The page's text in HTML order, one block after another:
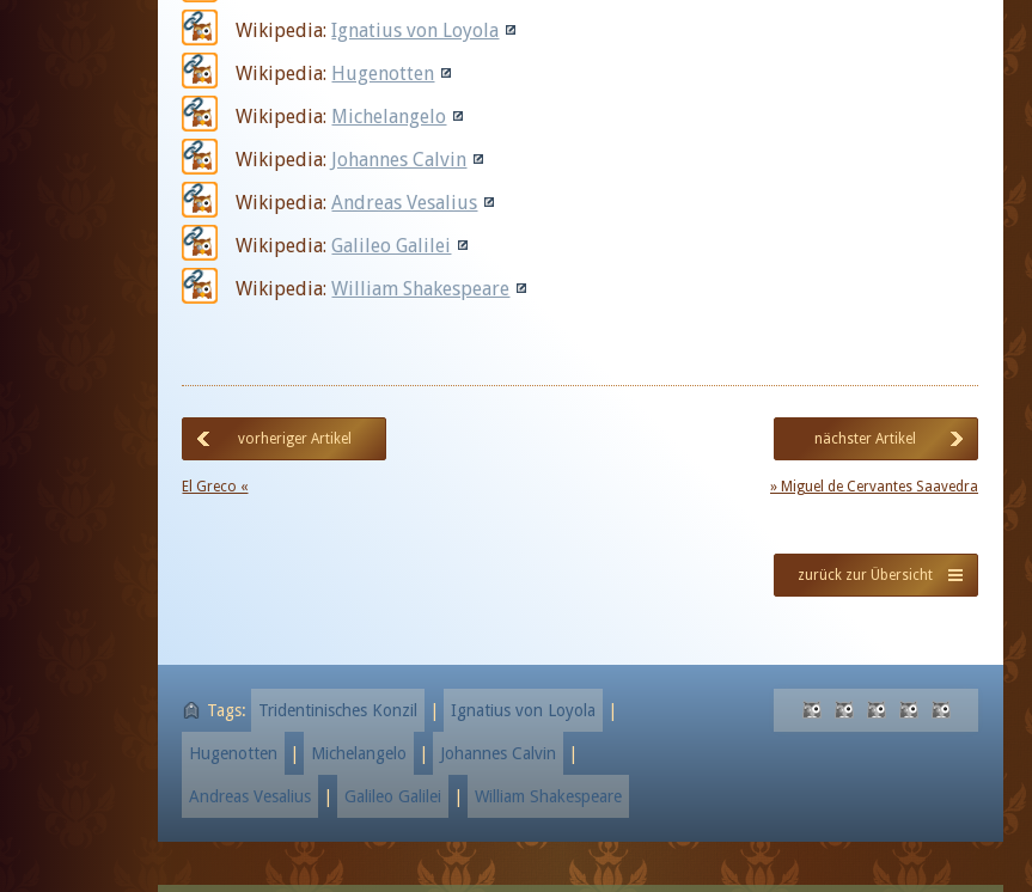
Wikipedia:Ignatius von Loyola
Wikipedia: Hugenotten
Wikipedia: Michelangelo
Wikipedia: Johannes Calvin
Wikipedia:Andreas Vesalius
Wikipedia:Galileo Galilei
Wikipedia:William Shakespeare
vorheriger Artikel
El Greco «
nächster Artikel
» Miguel de Cervantes Saavedra
zurück zur Übersicht
Tags: Tridentinisches Konzil Ignatius von Loyola
Hugenotten Michelangelo Johannes Calvin
Andreas Vesalius Galileo Galilei William Shakespeare